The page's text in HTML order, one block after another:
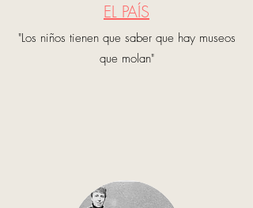
EL PAÍS
"Los niños tienen que saber que hay museos
que molan"